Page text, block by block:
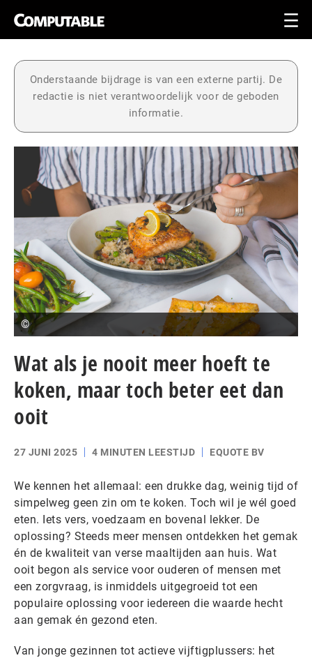
Onderstaande bijdrage is van een externe partij. De
redactie is niet verantwoordelijk voor de geboden
informatie.
©
Wat als je nooit meer hoeft te
koken, maar toch beter eet dan
ooit
27 JUNI 2025 4 MINUTEN LEESTIJD EQUOTE BV
We kennen het allemaal: een drukke dag, weinig tijd of
simpelweg geen zin om te koken. Toch wil je wél goed
eten. Iets vers, voedzaam en bovenal lekker. De
oplossing? Steeds meer mensen ontdekken het gemak
én de kwaliteit van verse maaltijden aan huis. Wat
ooit begon als service voor ouderen of mensen met
een zorgvraag, is inmiddels uitgegroeid tot een
populaire oplossing voor iedereen die waarde hecht
aan gemak én gezond eten.
Van jonge gezinnen tot actieve vijftigplussers: het